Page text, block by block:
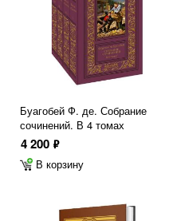
Буагобей Ф. де. Собрание
сочинений. В 4 томах
4 200 ф
В корзину